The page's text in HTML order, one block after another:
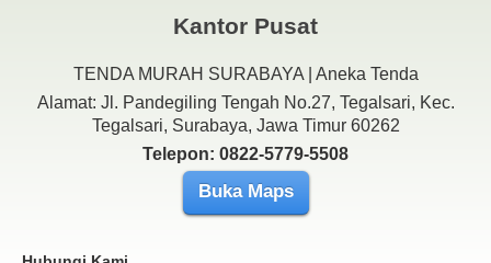
Kantor Pusat
TENDA MURAH SURABAYA | Aneka Tenda
Alamat: Jl. Pandegiling Tengah No.27, Tegalsari, Kec.
Tegalsari, Surabaya, Jawa Timur 60262
Telepon: 0822-5779-5508
Buka Maps